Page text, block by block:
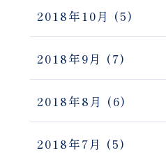
2018年10月 (5)
2018年9月 (7)
2018年8月 (6)
2018年7月 (5)